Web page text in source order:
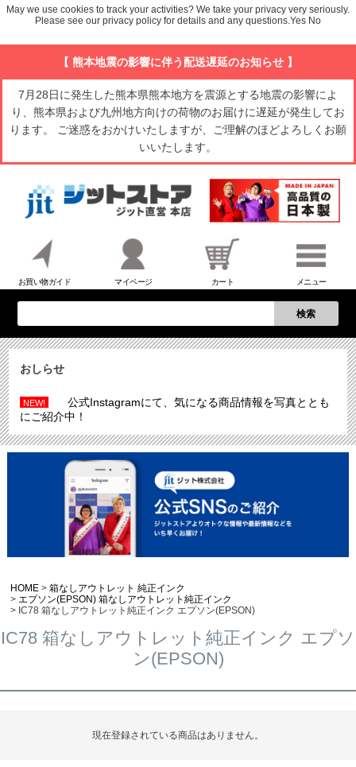
【 熊本地震の影響に伴う配送遅延のお知らせ 】
7月28日に発生した熊本県熊本地方を震源とする地震の影響によ
り、熊本県および九州地方向けの荷物のお届けに遅延が発生してお
ります。 ご迷惑をおかけいたしますが、ご理解のほどよろしくお願
いいたします。
お買い物ガイド マイページ カート メニュー
検索
おしらせ
NEW!
公式Instagramにて、気になる商品情報を写真ととも
にご紹介中！
HOME
箱なしアウトレット 純正インク
エプソン(EPSON) 箱なしアウトレット純正インク
IC78 箱なしアウトレット純正インク エプソン(EPSON)
IC78 箱なしアウトレット純正インク エプソ
ン(EPSON)
現在登録されている商品はありません。
May we use cookies to track your activities? We take your privacy very seriously.
Please see our privacy policy for details and any questions.Yes No